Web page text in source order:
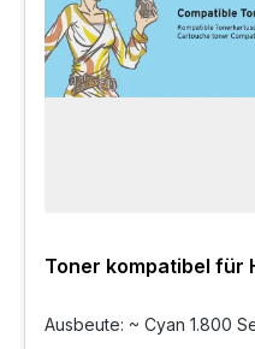
Toner kompatibel für
Ausbeute: ~ Cyan 1.800